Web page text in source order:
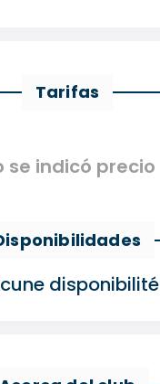
Tarifas
se indicó precio
disponibilité